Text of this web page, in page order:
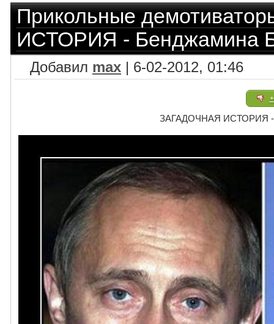
Прикольные
ИСТОРИЯ - Бенджамина
Добавил max | 6-02-2012, 01:46
ЗАГАДОЧНАЯ ИСТОРИЯ -